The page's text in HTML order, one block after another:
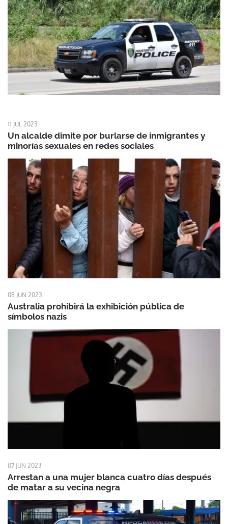
11 JUL 2023
Un alcalde dimite por burlarse de inmigrantes y
minorías sexuales en redes sociales
08 JUN 2023
Australia prohibirá la exhibición pública de
símbolos nazis
07 JUN 2023
Arrestan a una mujer blanca cuatro días después
de matar a su vecina negra